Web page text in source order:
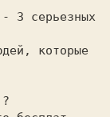
3 серьезных
которые